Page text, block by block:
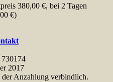
380,00 €, bei 2 Tagen
€)
2017
Anzahlung verbindlich.